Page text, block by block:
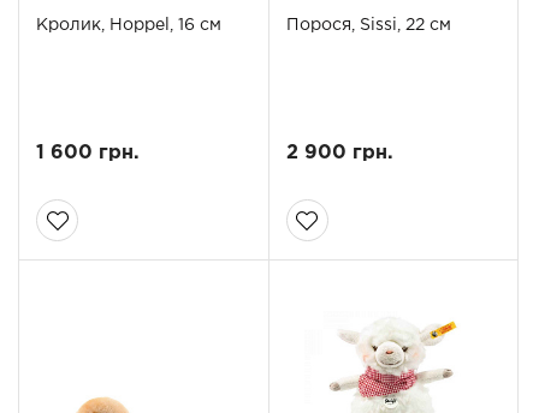
Кролик, Hoppel, 16 см
1 600 грн.
Порося, Sissi, 22 см
2 900 грн.